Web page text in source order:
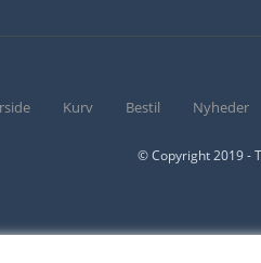
Kurv Bestil Nyheder
© Copyright 2019 -